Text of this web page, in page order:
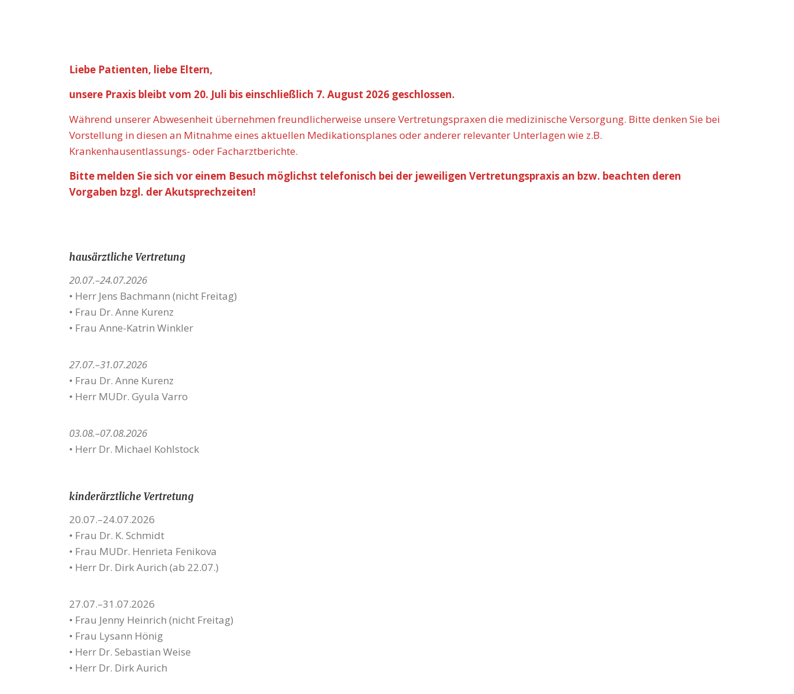
Liebe Patienten, liebe Eltern,
unsere Praxis bleibt vom 20. Juli bis einschließlich 7. August 2026 geschlossen.
Während unserer Abwesenheit übernehmen freundlicherweise unsere Vertretungspraxen die medizinische Versorgung. Bitte denken Sie bei
Vorstellung in diesen an Mitnahme eines aktuellen Medikationsplanes oder anderer relevanter Unterlagen wie z.B.
Krankenhausentlassungs- oder Facharztberichte.
Bitte melden Sie sich vor einem Besuch möglichst telefonisch bei der jeweiligen Vertretungspraxis an bzw. beachten deren
Vorgaben bzgl. der Akutsprechzeiten!
hausärztliche Vertretung
20.07.–24.07.2026
• Herr Jens Bachmann (nicht Freitag)
• Frau Dr. Anne Kurenz
• Frau Anne-Katrin Winkler
27.07.–31.07.2026
• Frau Dr. Anne Kurenz
• Herr MUDr. Gyula Varro
03.08.–07.08.2026
• Herr Dr. Michael Kohlstock
kinderärztliche Vertretung
20.07.–24.07.2026
• Frau Dr. K. Schmidt
• Frau MUDr. Henrieta Fenikova
• Herr Dr. Dirk Aurich (ab 22.07.)
27.07.–31.07.2026
• Frau Jenny Heinrich (nicht Freitag)
• Frau Lysann Hönig
• Herr Dr. Sebastian Weise
• Herr Dr. Dirk Aurich